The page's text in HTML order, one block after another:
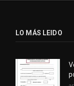
LO MÁS LEIDO